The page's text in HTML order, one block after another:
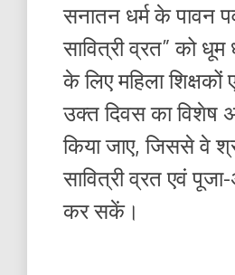
सनातन धर्म के पावन
सावित्री व्रत” को
के लिए महिला शिक्षकों
उक्त दिवस का विशेष
किया जाए, जिससे वे
सावित्री व्रत एवं
कर सकें।